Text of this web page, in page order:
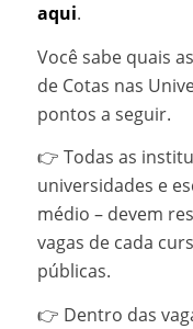
aqui.
Você sabe quais
de Cotas nas
pontos a seguir.
👉 Todas as
universidades e
médio – devem
vagas de cada
públicas.
👉 Dentro das